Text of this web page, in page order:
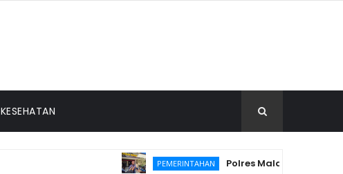
KESEHATAN
PEMERINTAHAN Polres Malang Amankan